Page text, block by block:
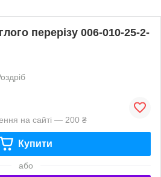
перерізу 006-010-25-2-
на сайті — 200 ₴
Купити
або